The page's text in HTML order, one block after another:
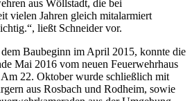
aus Wöllstadt, die bei
vielen Jahren gleich mitalarmiert
ließt Schneider vor.
Baubeginn im April 2015, konnte die
Mai 2016 vom neuen Feuerwehrhaus
Am 22. Oktober wurde schließlich mit
aus Rosbach und Rodheim, sowie